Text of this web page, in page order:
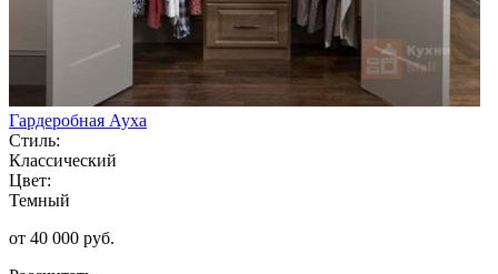
Гардеробная Ауха
Стиль:
Классический
Цвет:
Темный
от 40 000 руб.